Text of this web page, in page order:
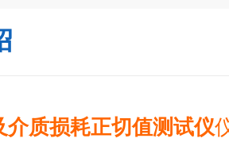
介质损耗正切值测试仪